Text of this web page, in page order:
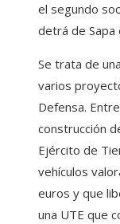
el segundo
detrá de Sapa
Se trata de
varios
Defensa.
construcción
Ejército de
vehículos
euros y que
una UTE que